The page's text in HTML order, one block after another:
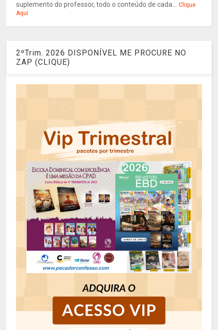
suplemento do professor, todo o conteúdo de cada... Clique
Aqui
2ºTrim. 2026 DISPONÍVEL ME PROCURE NO
ZAP (CLIQUE)